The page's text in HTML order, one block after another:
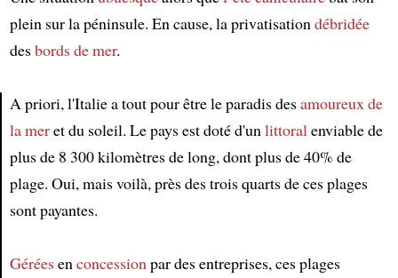
plein sur la péninsule. En cause, la privatisationdébridée
desbords de mer.
A priori, l'Italie a tout pour être le paradis desamoureux de
la meret du soleil. Le pays est doté d'unlittoralenviable de
plus de 8 300 kilomètres de long, dont plus de 40% de
plage. Oui, mais voilà, près des trois quarts de ces plages
sont payantes.
Géréesenconcessionpar des entreprises, ces plages